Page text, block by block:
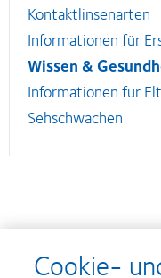
Kontaktlinsenarten
Informationen für
Wissen &
Informationen für
Sehschwächen
Cookie-